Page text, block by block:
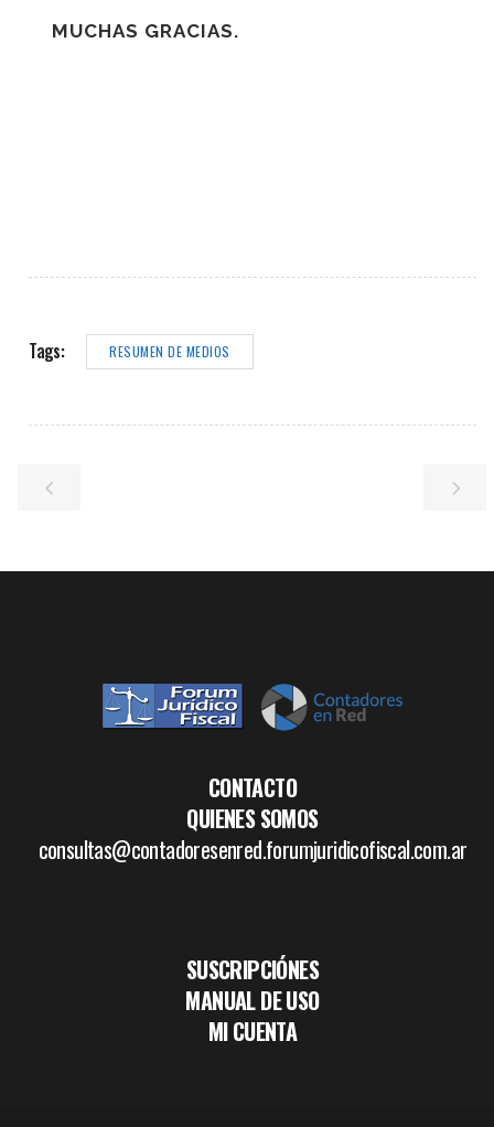
MUCHAS GRACIAS.
Tags: RESUMEN DE MEDIOS
CONTACTO
QUIENES SOMOS
consultas@contadoresenred.forumjuridicofiscal.com.ar
SUSCRIPCIÓNES
MANUAL DE USO
MI CUENTA